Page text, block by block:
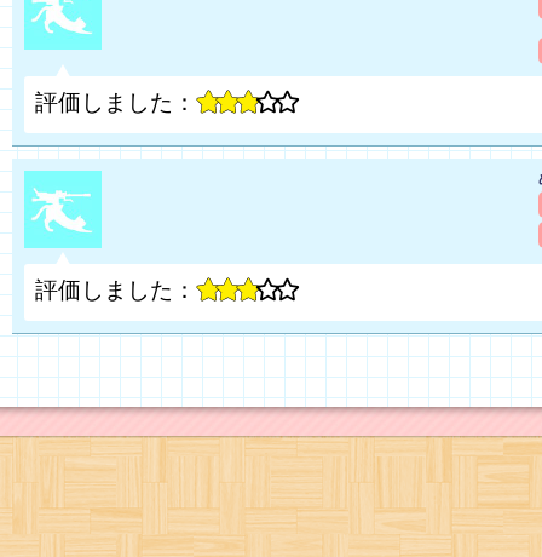
評価しました：
評価しました：